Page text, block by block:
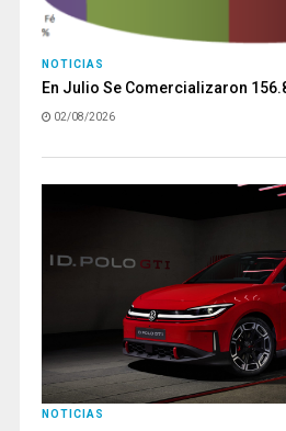
NOTICIAS
En Julio Se Comercializaron
02/08/2026
NOTICIAS